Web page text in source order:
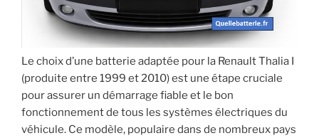
Le choix d’une batterie adaptée pour la Renault Thalia I
(produite entre 1999 et 2010) est une étape cruciale
pour assurer un démarrage fiable et le bon
fonctionnement de tous les systèmes électriques du
véhicule. Ce modèle, populaire dans de nombreux pays